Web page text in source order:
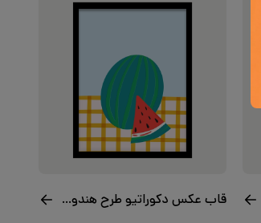
قاب عکس دکوراتیو طرح هندونه شیرین